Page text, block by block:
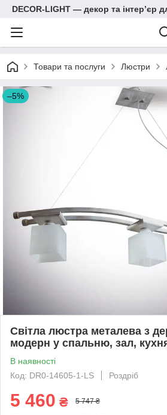
DECOR-LIGHT — декор та інтерʼєр
Товари та послуги Люстри
–5%
Світла люстра металева з
модерн у спальню, зал,
В наявності
Код: DR0-14605-1-LS
Роздріб
5 460 ₴ 5 747 ₴